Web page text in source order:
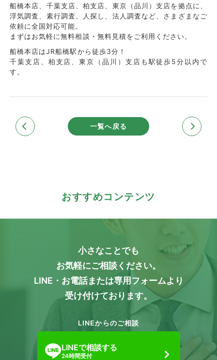
船橋本店、千葉支店、柏支店、東京（品川）支店を拠点に、
浮気調査、素行調査、人探し、法人調査など、さまざまなご
依頼に全国対応可能。
まずはお気軽に無料相談・無料見積をご利用ください。
船橋本店はJR船橋駅から徒歩3分！
千葉支店、柏支店、東京（品川）支店も駅徒歩5分以内で
す。
一覧へ戻る
おすすめコンテンツ
小さなことでも
お気軽にご相談ください。
LINE・お電話または専用フォームより
受け付けております。
LINEからのご相談
LINEで相談する
24時間受付